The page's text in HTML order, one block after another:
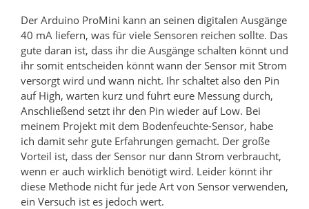
Der Arduino ProMini kann an seinen digitalen Ausgänge
40 mA liefern, was für viele Sensoren reichen sollte. Das
gute daran ist, dass ihr die Ausgänge schalten könnt und
ihr somit entscheiden könnt wann der Sensor mit Strom
versorgt wird und wann nicht. Ihr schaltet also den Pin
auf High, warten kurz und führt eure Messung durch,
Anschließend setzt ihr den Pin wieder auf Low. Bei
meinem Projekt mit dem Bodenfeuchte-Sensor, habe
ich damit sehr gute Erfahrungen gemacht. Der große
Vorteil ist, dass der Sensor nur dann Strom verbraucht,
wenn er auch wirklich benötigt wird. Leider könnt ihr
diese Methode nicht für jede Art von Sensor verwenden,
ein Versuch ist es jedoch wert.